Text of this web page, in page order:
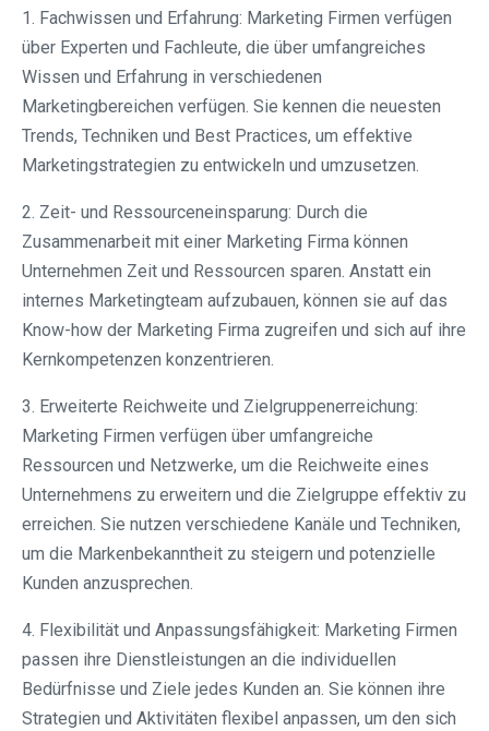
1. Fachwissen und Erfahrung: Marketing Firmen verfügen
über Experten und Fachleute, die über umfangreiches
Wissen und Erfahrung in verschiedenen
Marketingbereichen verfügen. Sie kennen die neuesten
Trends, Techniken und Best Practices, um effektive
Marketingstrategien zu entwickeln und umzusetzen.
2. Zeit- und Ressourceneinsparung: Durch die
Zusammenarbeit mit einer Marketing Firma können
Unternehmen Zeit und Ressourcen sparen. Anstatt ein
internes Marketingteam aufzubauen, können sie auf das
Know-how der Marketing Firma zugreifen und sich auf ihre
Kernkompetenzen konzentrieren.
3. Erweiterte Reichweite und Zielgruppenerreichung:
Marketing Firmen verfügen über umfangreiche
Ressourcen und Netzwerke, um die Reichweite eines
Unternehmens zu erweitern und die Zielgruppe effektiv zu
erreichen. Sie nutzen verschiedene Kanäle und Techniken,
um die Markenbekanntheit zu steigern und potenzielle
Kunden anzusprechen.
4. Flexibilität und Anpassungsfähigkeit: Marketing Firmen
passen ihre Dienstleistungen an die individuellen
Bedürfnisse und Ziele jedes Kunden an. Sie können ihre
Strategien und Aktivitäten flexibel anpassen, um den sich